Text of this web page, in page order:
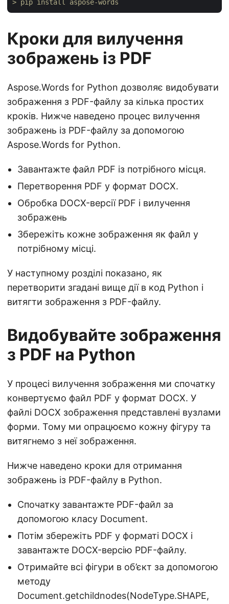
> pip install aspose-words
Кроки для вилучення
зображень із PDF
Aspose.Words for Python дозволяє видобувати
зображення з PDF-файлу за кілька простих
кроків. Нижче наведено процес вилучення
зображень із PDF-файлу за допомогою
Aspose.Words for Python.
Завантажте файл PDF із потрібного місця.
Перетворення PDF у формат DOCX.
Обробка DOCX-версії PDF і вилучення
зображень
Збережіть кожне зображення як файл у
потрібному місці.
У наступному розділі показано, як
перетворити згадані вище дії в код Python і
витягти зображення з PDF-файлу.
Видобувайте зображення
з PDF на Python
У процесі вилучення зображення ми спочатку
конвертуємо файл PDF у формат DOCX. У
файлі DOCX зображення представлені вузлами
форми. Тому ми опрацюємо кожну фігуру та
витягнемо з неї зображення.
Нижче наведено кроки для отримання
зображень із PDF-файлу в Python.
Спочатку завантажте PDF-файл за
допомогою класу Document.
Потім збережіть PDF у форматі DOCX і
завантажте DOCX-версію PDF-файлу.
Отримайте всі фігури в об’єкт за допомогою
методу
Document.getchildnodes(NodeType.SHAPE,